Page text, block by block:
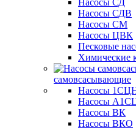
Насосы СД
Насосы СДВ
Насосы СМ
Насосы ЦВК
Песковые
самовсасывающие
Насосы
Насосы
Насосы ВК
Насосы ВКО